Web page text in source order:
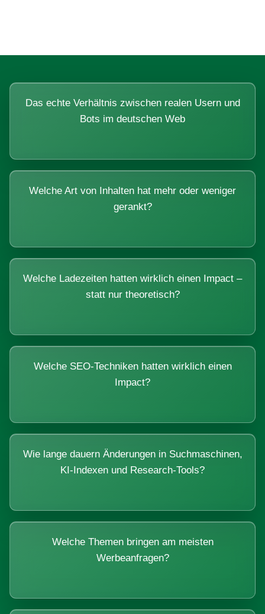
Das echte Verhältnis zwischen realen Usern und
Bots im deutschen Web
Welche Art von Inhalten hat mehr oder weniger
gerankt?
Welche Ladezeiten hatten wirklich einen Impact –
statt nur theoretisch?
Welche SEO-Techniken hatten wirklich einen
Impact?
Wie lange dauern Änderungen in Suchmaschinen,
KI-Indexen und Research-Tools?
Welche Themen bringen am meisten
Werbeanfragen?